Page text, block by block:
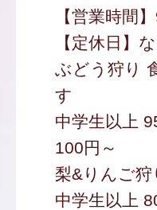
【営業時間
【定休日】
ぶどう狩り
す
中学生以上
100円～
梨&りんご狩
中学生以上